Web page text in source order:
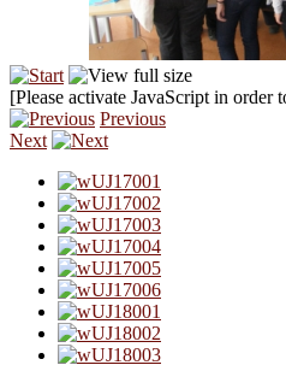
[Please activate JavaScript in order
Previous
Next